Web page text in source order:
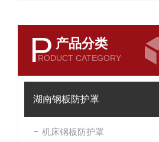
P 产品分类
RODUCT CATEGORY
湖南钢板防护罩
机床钢板防护罩